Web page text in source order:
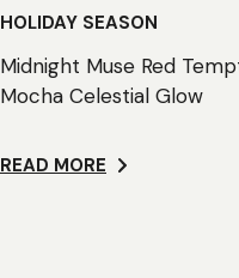
HOLIDAY SEASON
Midnight Muse Red
Mocha Celestial Glow
READ MORE